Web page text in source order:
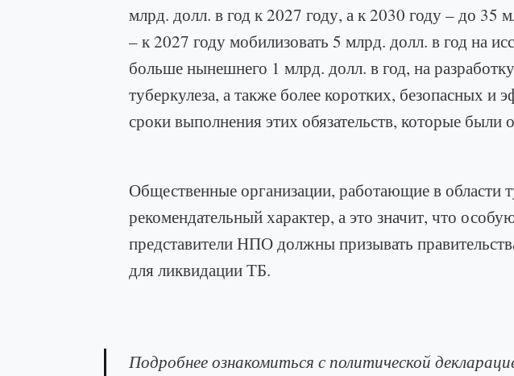
млрд. долл. в год к 2027 году, а к 2030 году – до 35
– к 2027 году мобилизовать 5 млрд. долл. в год на
больше нынешнего 1 млрд. долл. в год, на
туберкулеза, а также более коротких, безопасных
сроки выполнения этих обязательств, которые
Общественные организации, работающие в области
рекомендательный характер, а это значит, что
представители НПО должны призывать
для ликвидации ТБ.
Подробнее ознакомиться с политической